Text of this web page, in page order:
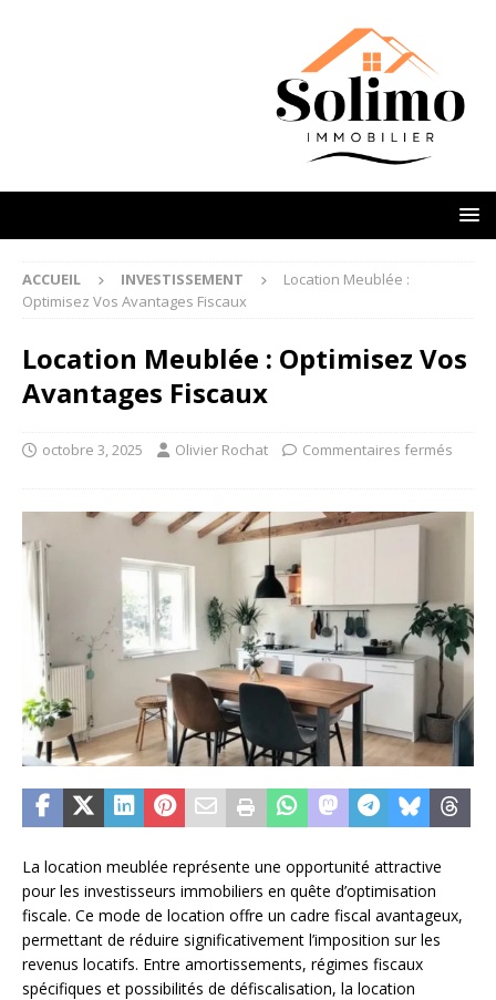
ACCUEIL INVESTISSEMENT
Location Meublée :
Optimisez Vos Avantages Fiscaux
Location Meublée : Optimisez Vos
Avantages Fiscaux
octobre 3, 2025 Olivier Rochat Commentaires fermés
La location meublée représente une opportunité attractive
pour les investisseurs immobiliers en quête d’optimisation
fiscale. Ce mode de location offre un cadre fiscal avantageux,
permettant de réduire significativement l’imposition sur les
revenus locatifs. Entre amortissements, régimes fiscaux
spécifiques et possibilités de défiscalisation, la location